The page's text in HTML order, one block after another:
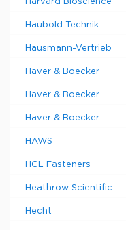
Harvard Bioscience
Haubold Technik
Hausmann-Vertrieb
Haver & Boecker
Haver & Boecker
Haver & Boecker
HAWS
HCL Fasteners
Heathrow Scientific
Hecht